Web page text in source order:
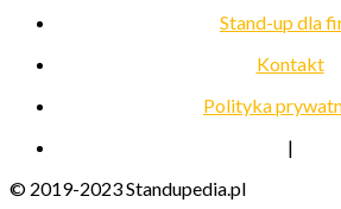
Stand-up dla
Kontakt
Polityka
|
© 2019-2023 Standupedia.pl